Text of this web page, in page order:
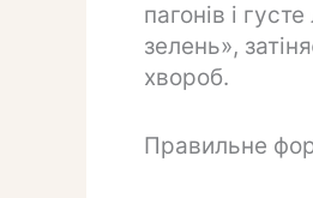
пагонів і
зелень»,
хвороб.
Правильне